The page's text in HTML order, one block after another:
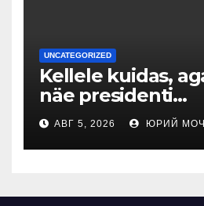
UNCATEGORIZED
Kellele kuidas,
näe presidenti…
АВГ 5, 2026 ЮРИЙ